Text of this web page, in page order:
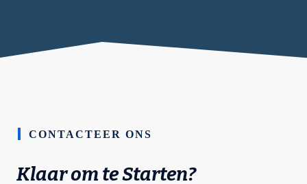
CONTACTEER ONS
Klaar om te Starten?